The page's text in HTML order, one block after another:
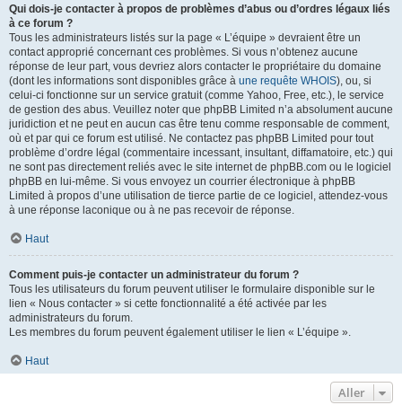
Qui dois-je contacter à propos de problèmes d’abus ou d’ordres légaux liés
à ce forum ?
Tous les administrateurs listés sur la page « L’équipe » devraient être un
contact approprié concernant ces problèmes. Si vous n’obtenez aucune
réponse de leur part, vous devriez alors contacter le propriétaire du domaine
(dont les informations sont disponibles grâce à une requête WHOIS), ou, si
celui-ci fonctionne sur un service gratuit (comme Yahoo, Free, etc.), le service
de gestion des abus. Veuillez noter que phpBB Limited n’a absolument aucune
juridiction et ne peut en aucun cas être tenu comme responsable de comment,
où et par qui ce forum est utilisé. Ne contactez pas phpBB Limited pour tout
problème d’ordre légal (commentaire incessant, insultant, diffamatoire, etc.) qui
ne sont pas directement reliés avec le site internet de phpBB.com ou le logiciel
phpBB en lui-même. Si vous envoyez un courrier électronique à phpBB
Limited à propos d’une utilisation de tierce partie de ce logiciel, attendez-vous
à une réponse laconique ou à ne pas recevoir de réponse.
Haut
Comment puis-je contacter un administrateur du forum ?
Tous les utilisateurs du forum peuvent utiliser le formulaire disponible sur le
lien « Nous contacter » si cette fonctionnalité a été activée par les
administrateurs du forum.
Les membres du forum peuvent également utiliser le lien « L’équipe ».
Haut
Aller